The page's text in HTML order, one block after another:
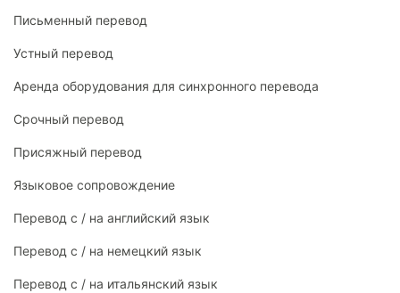
Письменный перевод
Устный перевод
Аренда оборудования для синхронного перевода
Срочный перевод
Присяжный перевод
Языковое сопровождение
Перевод с / на английский язык
Перевод с / на немецкий язык
Перевод с / на итальянский язык